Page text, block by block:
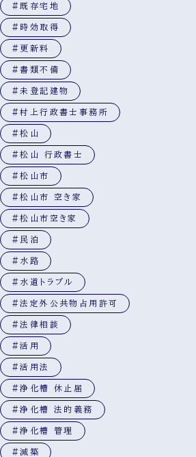
#既存宅地
#時効取得
#更新料
#書類不備
#未登記建物
#村上行政書士事務所
#松山
#松山 行政書士
#松山市
#松山市 空き家
#松山市空き家
#民泊
#水路
#水道トラブル
#法定外公共物占用許可
#法律相談
#活用
#活用法
#浄化槽 休止届
#浄化槽 法的義務
#浄化槽 管理
#減築